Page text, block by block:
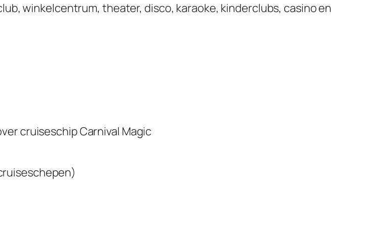
winkelcentrum, theater, disco, karaoke, kinderclubs, casino en
cruiseschipCarnival Magic